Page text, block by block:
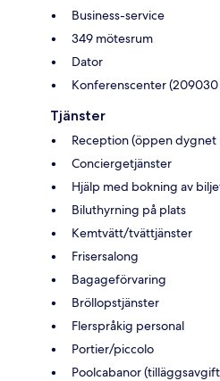
Business-service
349 mötesrum
Dator
Konferenscenter
Tjänster
Reception (öppen dygnet
Conciergetjänster
Hjälp med bokning av
Biluthyrning på plats
Kemtvätt/tvättjänster
Frisersalong
Bagageförvaring
Bröllopstjänster
Flerspråkig personal
Portier/piccolo
Poolcabanor